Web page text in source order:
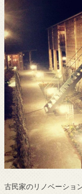
古民家のリノベーショ